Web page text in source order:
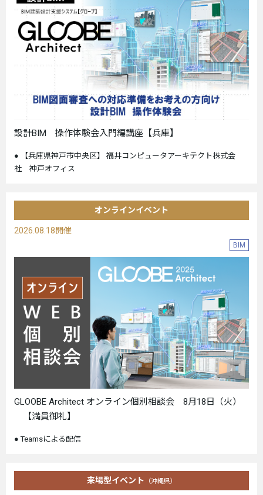
設計BIM 操作体験会入門編講座【兵庫】
【兵庫県神戸市中央区】 福井コンピュータアーキテクト株式会
社 神戸オフィス
オンラインイベント
2026.08.18開催
BIM
GLOOBE Architect オンライン個別相談会 8月18日（火）
【満員御礼】
Teamsによる配信
来場型イベント （沖縄県）